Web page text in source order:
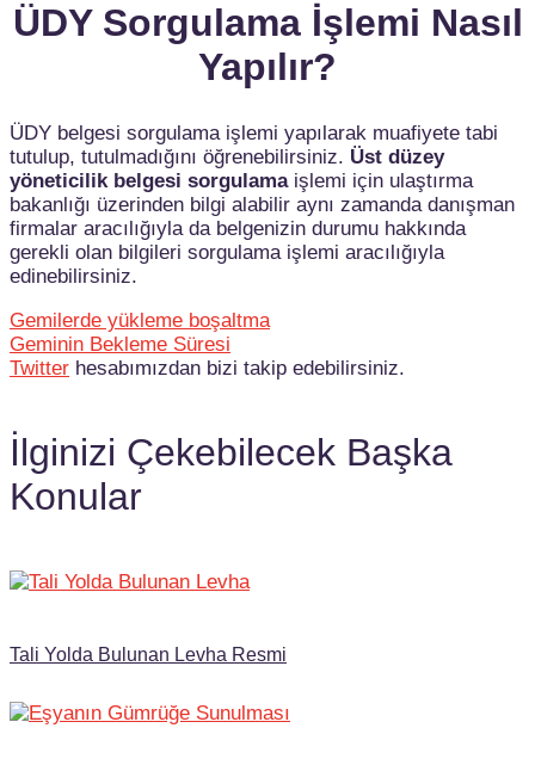
ÜDY Sorgulama İşlemi Nasıl
Yapılır?
ÜDY belgesi sorgulama işlemi yapılarak muafiyete tabi
tutulup, tutulmadığını öğrenebilirsiniz. Üst düzey
yöneticilik belgesi sorgulamaişlemi için ulaştırma
bakanlığı üzerinden bilgi alabilir aynı zamanda danışman
firmalar aracılığıyla da belgenizin durumu hakkında
gerekli olan bilgileri sorgulama işlemi aracılığıyla
edinebilirsiniz.
Gemilerde yükleme boşaltma
Geminin Bekleme Süresi
Twitter hesabımızdan bizi takip edebilirsiniz.
İlginizi Çekebilecek Başka
Konular
Tali Yolda Bulunan Levha Resmi